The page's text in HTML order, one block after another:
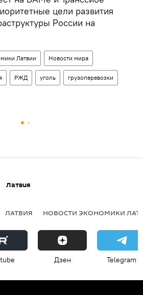
цели развития
России на
Латвии Новости мира
РЖД уголь грузоперевозки
Латвия
ЛАТВИЯ НОВОСТИ ЭКОНОМИКИ
Дзен Telegram